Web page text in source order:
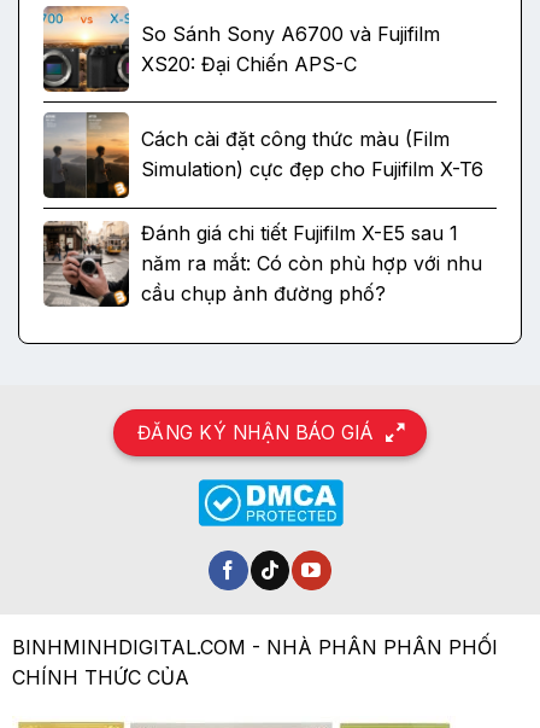
So Sánh Sony A6700 và Fujifilm
XS20: Đại Chiến APS-C
Cách cài đặt công thức màu (Film
Simulation) cực đẹp cho Fujifilm X-T6
Đánh giá chi tiết Fujifilm X-E5 sau 1
năm ra mắt: Có còn phù hợp với nhu
cầu chụp ảnh đường phố?
ĐĂNG KÝ NHẬN BÁO GIÁ
BINHMINHDIGITAL.COM - NHÀ PHÂN PHÂN PHỐI
CHÍNH THỨC CỦA